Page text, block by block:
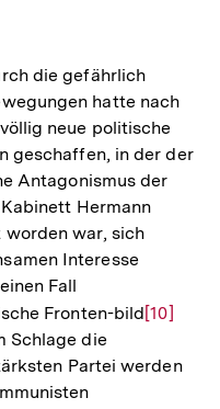
die gefährlich
hatte nach
neue politische
geschaffen, in der der
Antagonismus der
Hermann
war, sich
Interesse
Fall
Fronten-bildZur
der
[10]
Schlage die
Partei werden